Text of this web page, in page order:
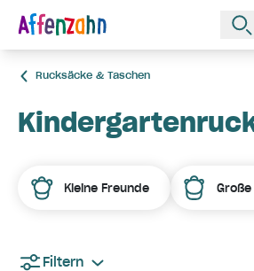
Rucksäcke & Taschen
Kleine Freunde
Filtern